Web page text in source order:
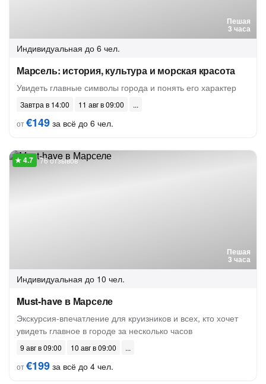
Пешая
3 часа
Индивидуальная до 6 чел.
Марсель: история, культура и морская красота
Увидеть главные символы города и понять его характер
Завтра в 14:00
11 авг в 09:00
от€149 за всё до 6 чел.
Пешая
3 часа
76 отзывов
Индивидуальная до 10 чел.
Must-have в Марселе
Экскурсия-впечатление для круизников и всех, кто хочет
увидеть главное в городе за несколько часов
9 авг в 09:00
10 авг в 09:00
от€199 за всё до 4 чел.